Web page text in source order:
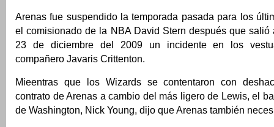
Arenas fue suspendido la temporada pasada para los
el comisionado de la NBA David Stern después que
23 de diciembre del 2009 un incidente en los
compañero Javaris Crittenton.
Mieentras que los Wizards se contentaron con
contrato de Arenas a cambio del más ligero de Lewis, el
de Washington, Nick Young, dijo que Arenas también